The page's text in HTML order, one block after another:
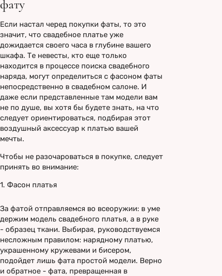
фату
Если настал черед покупки фаты, то это
значит, что свадебное платье уже
дожидается своего часа в глубине вашего
шкафа. Те невесты, кто еще только
находится в процессе поиска свадебного
наряда, могут определиться с фасоном фаты
непосредственно в свадебном салоне. И
даже если представленные там модели вам
не по душе, вы хотя бы будете знать, на что
следует ориентироваться, подбирая этот
воздушный аксессуар к платью вашей
мечты.
Чтобы не разочароваться в покупке, следует
принять во внимание:
1. Фасон платья
За фатой отправляемся во всеоружии: в уме
держим модель свадебного платья, а в руке
- образец ткани. Выбирая, руководствуемся
несложным правилом: нарядному платью,
украшенному кружевами и бисером,
подойдет лишь фата простой модели. Верно
и обратное - фата, превращенная в